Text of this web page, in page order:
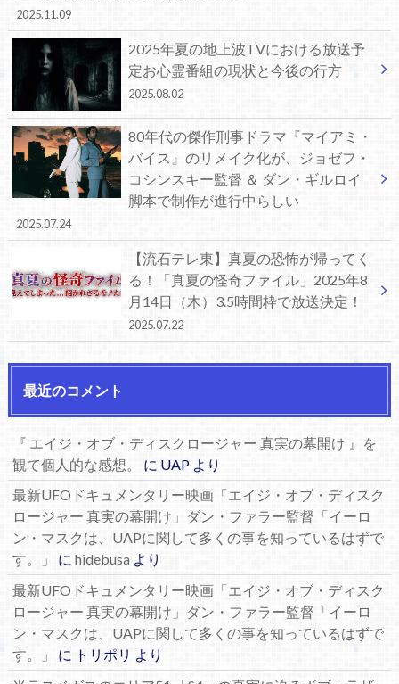
2025.11.09
2025年夏の地上波TVにおける放送予
定お心霊番組の現状と今後の行方
2025.08.02
80年代の傑作刑事ドラマ『マイアミ・
バイス』のリメイク化が、ジョゼフ・
コシンスキー監督 ＆ ダン・ギルロイ
脚本で制作が進行中らしい
2025.07.24
【流石テレ東】真夏の恐怖が帰ってく
る！「真夏の怪奇ファイル」2025年8
月14日（木）3.5時間枠で放送決定！
2025.07.22
最近のコメント
『 エイジ・オブ・ディスクロージャー 真実の幕開け 』を
観て個人的な感想。
に UAPより
最新UFOドキュメンタリー映画「エイジ・オブ・ディスク
ロージャー 真実の幕開け」ダン・ファラー監督「イーロ
ン・マスクは、UAPに関して多くの事を知っているはずで
す。」
に hidebusaより
最新UFOドキュメンタリー映画「エイジ・オブ・ディスク
ロージャー 真実の幕開け」ダン・ファラー監督「イーロ
ン・マスクは、UAPに関して多くの事を知っているはずで
す。」
に トリポリ より